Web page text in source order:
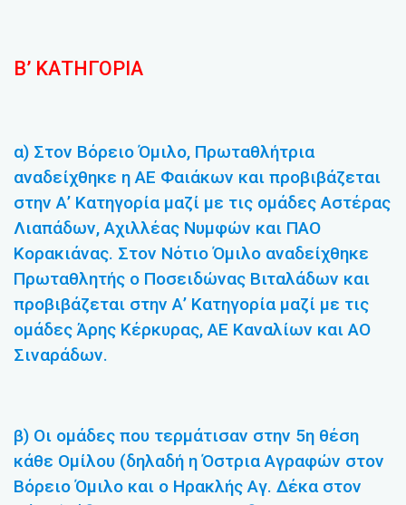
Β’ ΚΑΤΗΓΟΡΙΑ
α) Στον Βόρειο Όμιλο, Πρωταθλήτρια
αναδείχθηκε η ΑΕ Φαιάκων και προβιβάζεται
στην Α’ Κατηγορία μαζί με τις ομάδες Αστέρας
Λιαπάδων, Αχιλλέας Νυμφών και ΠΑΟ
Κορακιάνας. Στον Νότιο Όμιλο αναδείχθηκε
Πρωταθλητής ο Ποσειδώνας Βιταλάδων και
προβιβάζεται στην Α’ Κατηγορία μαζί με τις
ομάδες Άρης Κέρκυρας, ΑΕ Καναλίων και ΑΟ
Σιναράδων.
β) Οι ομάδες που τερμάτισαν στην 5η θέση
κάθε Ομίλου (δηλαδή η Όστρια Αγραφών στον
Βόρειο Όμιλο και ο Ηρακλής Αγ. Δέκα στον